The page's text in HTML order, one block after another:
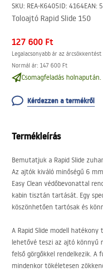
SKU: REA-K6405ID: 4164EAN:
Toloajtó Rapid Slide 150
127 600 Ft
Legalacsonyabb ár az
Normál ár: 147 600 Ft
Csomagfeladás holnapután.
Kérdezzen a termékről
Termékleírás
Bemutatjuk a Rapid Slide
Az ajtók kiváló minőségű 6
Easy Clean védőbevonattal
kabin tisztán tartását. Egy
köszönhetően tartósak és
A Rapid Slide modell
lehetővé teszi az ajtó könnyű
felső görgőkkel rendelkezik.
mindenkor tökéletesen